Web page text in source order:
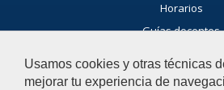
Usamos cookies y otras técnicas
mejorar tu experiencia de
Horarios
Guías docentes
Buscador general